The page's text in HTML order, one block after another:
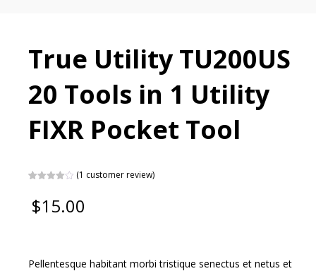
True Utility TU200US
20 Tools in 1 Utility
FIXR Pocket Tool
of 5
based
(1 customer review)
$15.00
Pellentesque habitant morbi tristique senectus et netus et